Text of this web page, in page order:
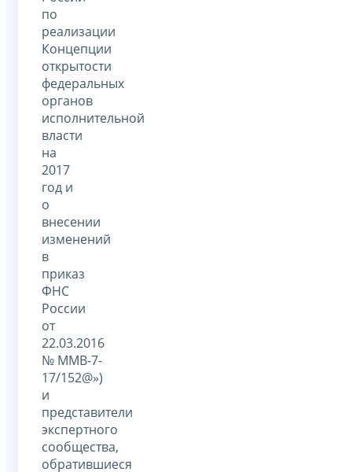
по
реализации
Концепции
открытости
федеральных
органов
исполнительной
власти
на
2017
год и
о
внесении
изменений
в
приказ
ФНС
России
от
22.03.2016
№ ММВ-7-
17/152@»)
и
представители
экспертного
сообщества,
обратившиеся